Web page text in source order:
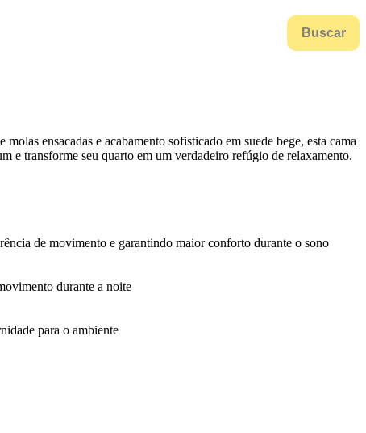
Buscar
ensacadas e acabamento sofisticado em suede bege, esta cama
e transforme seu quarto em um verdadeiro refúgio de relaxamento.
de movimento e garantindo maior conforto durante o sono
durante a noite
para o ambiente